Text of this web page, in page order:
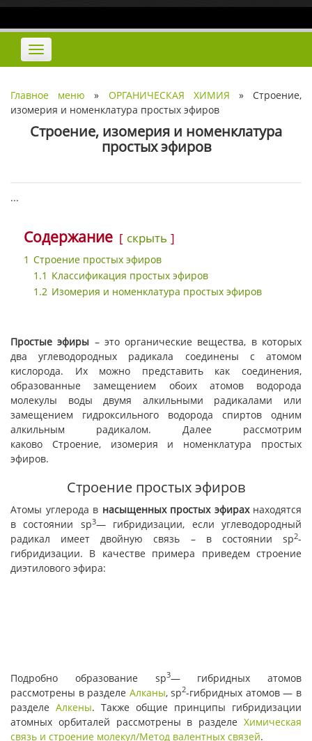
Наверх
Переключить
навигацию
Главное меню » ОРГАНИЧЕСКАЯ ХИМИЯ » Строение,
изомерия и номенклатура простых эфиров
Строение, изомерия и номенклатура
простых эфиров
...
Содержание скрыть
1 Строение простых эфиров
1.1 Классификация простых эфиров
1.2 Изомерия и номенклатура простых эфиров
Простые эфиры – это органические вещества, в которых
два углеводородных радикала соединены с атомом
кислорода. Их можно представить как соединения,
образованные замещением обоих атомов водорода
молекулы воды двумя алкильными радикалами или
замещением гидроксильного водорода спиртов одним
алкильным радикалом. Далее рассмотрим
каково Строение, изомерия и номенклатура простых
эфиров.
Строение простых эфиров
Атомы углерода в насыщенных простых эфирахнаходятся
в состоянии sp3— гибридизации, если углеводородный
радикал имеет двойную связь – в состоянии sp2-
гибридизации. В качестве примера приведем строение
диэтилового эфира:
Подробно образование sp3— гибридных атомов
рассмотрены в разделе Алканы, sp2-гибридных атомов — в
разделе Алкены. Также общие принципы гибридизации
атомных орбиталей рассмотрены в разделе Химическая
связь и строение молекул/Метод валентных связей.